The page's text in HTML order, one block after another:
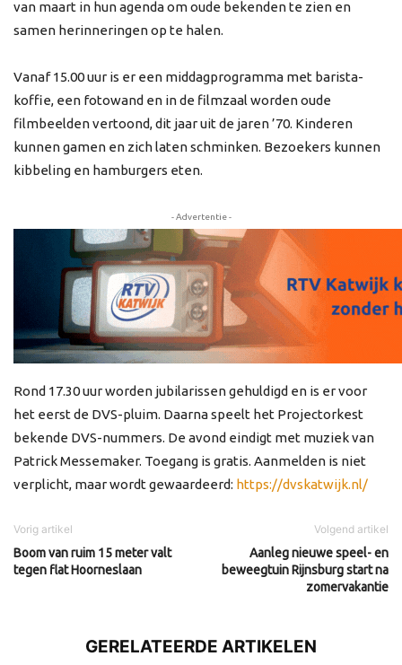
van maart in hun agenda om oude bekenden te zien en
samen herinneringen op te halen.
Vanaf 15.00 uur is er een middagprogramma met barista-
koffie, een fotowand en in de filmzaal worden oude
filmbeelden vertoond, dit jaar uit de jaren ’70. Kinderen
kunnen gamen en zich laten schminken. Bezoekers kunnen
kibbeling en hamburgers eten.
- Advertentie -
Rond 17.30 uur worden jubilarissen gehuldigd en is er voor
het eerst de DVS-pluim. Daarna speelt het Projectorkest
bekende DVS-nummers. De avond eindigt met muziek van
Patrick Messemaker. Toegang is gratis. Aanmelden is niet
verplicht, maar wordt gewaardeerd: https://dvskatwijk.nl/
Vorig artikel
Boom van ruim 15 meter valt
tegen flat Hoorneslaan
Volgend artikel
Aanleg nieuwe speel- en
beweegtuin Rijnsburg start na
zomervakantie
GERELATEERDE ARTIKELEN